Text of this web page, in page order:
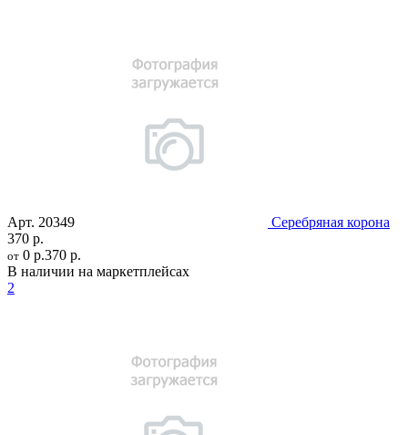
Арт. 20349
Серебряная корона
370 р.
от 0 р.370 р.
В наличии на маркетплейсах
2